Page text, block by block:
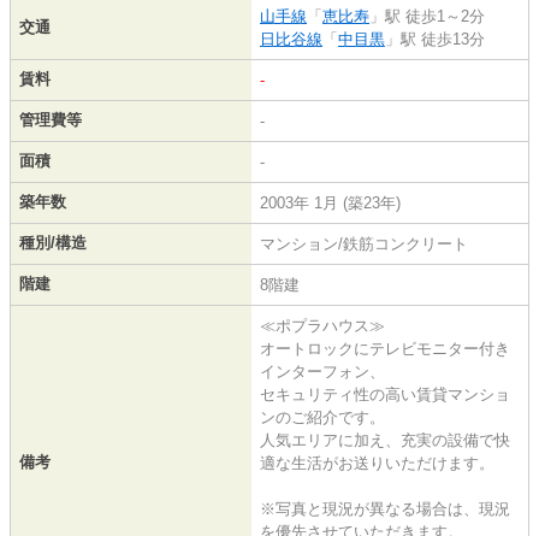
交通
山手線 「 恵比寿 」駅 徒歩1～2分
日比谷線 「 中目黒 」駅 徒歩13分
賃料 -
管理費等 -
面積 -
築年数 2003年 1月 (築23年)
種別/構造 マンション/鉄筋コンクリート
階建 8階建
備考
≪ポプラハウス≫
オートロックにテレビモニター付き
インターフォン、
セキュリティ性の高い賃貸マンショ
ンのご紹介です。
人気エリアに加え、充実の設備で快
適な生活がお送りいただけます。
※写真と現況が異なる場合は、現況
を優先させていただきます。